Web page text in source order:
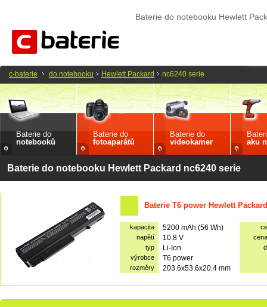
Baterie do notebooku Hewlett
Baterie do
notebooků
Baterie do
fotoaparátů
Baterie do
videokamer
aku
Baterie do notebooku Hewlett Packard nc6240 serie
Baterie T6 power Hewlett
kapacita 5200 mAh (56 Wh)
napětí
10.8 V
typ
Li-Ion
výrobce
T6 power
rozměry 203.6x53.6x20.4 mm
c-baterie do notebooku Hewlett Packard nc6240 serie